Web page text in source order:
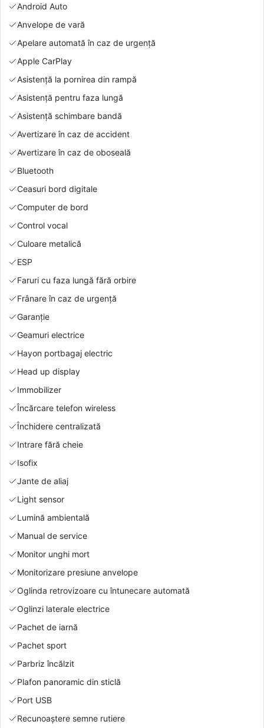
Android Auto
Anvelope de vară
Apelare automată în caz de urgență
Apple CarPlay
Asistență la pornirea din rampă
Asistență pentru faza lungă
Asistență schimbare bandă
Avertizare în caz de accident
Avertizare în caz de oboseală
Bluetooth
Ceasuri bord digitale
Computer de bord
Control vocal
Culoare metalică
ESP
Faruri cu faza lungă fără orbire
Frânare în caz de urgență
Garanție
Geamuri electrice
Hayon portbagaj electric
Head up display
Immobilizer
Încărcare telefon wireless
Închidere centralizată
Intrare fără cheie
Isofix
Jante de aliaj
Light sensor
Lumină ambientală
Manual de service
Monitor unghi mort
Monitorizare presiune anvelope
Oglinda retrovizoare cu întunecare automată
Oglinzi laterale electrice
Pachet de iarnă
Pachet sport
Parbriz încălzit
Plafon panoramic din sticlă
Port USB
Recunoaștere semne rutiere